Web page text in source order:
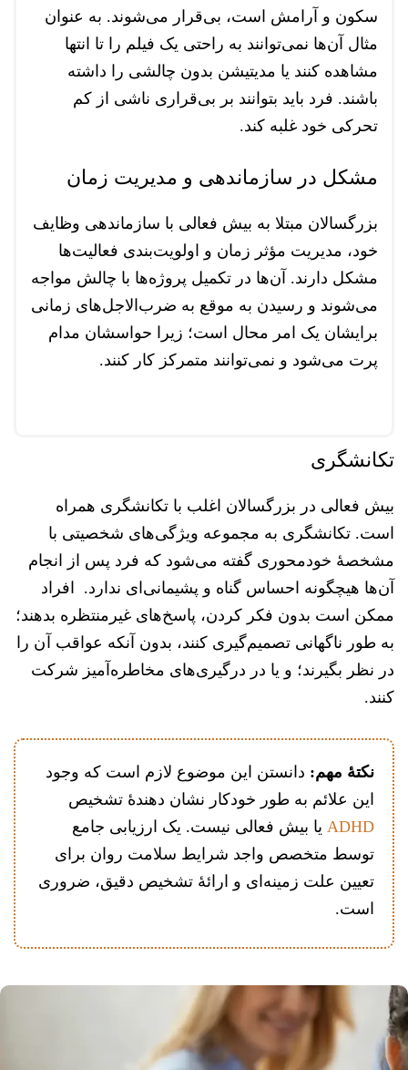
سکون و آرامش است، بی‌قرار می‌شوند. به عنوان
مثال آن‌ها نمی‌توانند به راحتی یک فیلم را تا انتها
مشاهده کنند یا مدیتیشن بدون چالشی را داشته
باشند. فرد باید بتوانند بر بی‌قراری ناشی از کم
تحرکی خود غلبه کند.
مشکل در سازماندهی و مدیریت زمان
بزرگسالان مبتلا به بیش فعالی با سازماندهی وظایف
خود، مدیریت مؤثر زمان و اولویت‌بندی فعالیت‌ها
مشکل دارند. آن‌ها در تکمیل پروژه‌ها با چالش مواجه
می‌شوند و رسیدن به موقع به ضرب‌الاجل‌های زمانی
برایشان یک امر محال است؛ زیرا حواسشان مدام
پرت می‌شود و نمی‌توانند متمرکز کار کنند.
تکانشگری
بیش فعالی در بزرگسالان اغلب با تکانشگری همراه
است. تکانشگری به مجموعه ویژگی‌های شخصیتی با
مشخصۀ خودمحوری گفته می‌شود که فرد پس از انجام
آن‌ها هیچگونه احساس گناه و پشیمانی‌ای ندارد. افراد
ممکن است بدون فکر کردن، پاسخ‌های غیرمنتظره بدهند؛
به طور ناگهانی تصمیم‌گیری کنند، بدون آنکه عواقب آن را
در نظر بگیرند؛ و یا در درگیری‌های مخاطره‌آمیز شرکت
کنند.
نکتهٔ مهم: دانستن این موضوع لازم است که وجود
این علائم به طور خودکار نشان دهندهٔ تشخیص
ADHD یا بیش فعالی نیست. یک ارزیابی جامع
توسط متخصص واجد شرایط سلامت روان برای
تعیین علت زمینه‌ای و ارائهٔ تشخیص دقیق، ضروری
است.